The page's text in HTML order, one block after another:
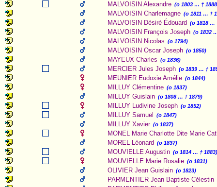
MALVOISIN Alexandre (o 1803 … †
MALVOISIN Charlemagne (o 1811 … †
MALVOISIN Désiré Édouard (o 1818 …
MALVOISIN François Joseph (o 1832
MALVOISIN Nicolas (o 1794)
MALVOISIN Oscar Joseph (o 1850)
MAYEUX Charles (o 1836)
MERCIER Jules Joseph (o 1839 … †
MEUNIER Eudoxie Amélie (o 1844)
MILLUY Clémentine (o 1837)
MILLUY Guislain (o 1808 … † 1879)
MILLUY Ludivine Joseph (o 1852)
MILLUY Samuel (o 1847)
MILLUY Xavier (o 1837)
MONEL Marie Charlotte Dite Marie
MOREL Léonard
(o 1837)
MOUVIELLE Augustin (o 1814 … †
MOUVIELLE Marie Rosalie (o 1831)
OLIVIER Jean Guislain (o 1823)
PARMENTIER Jean Baptiste Célestin